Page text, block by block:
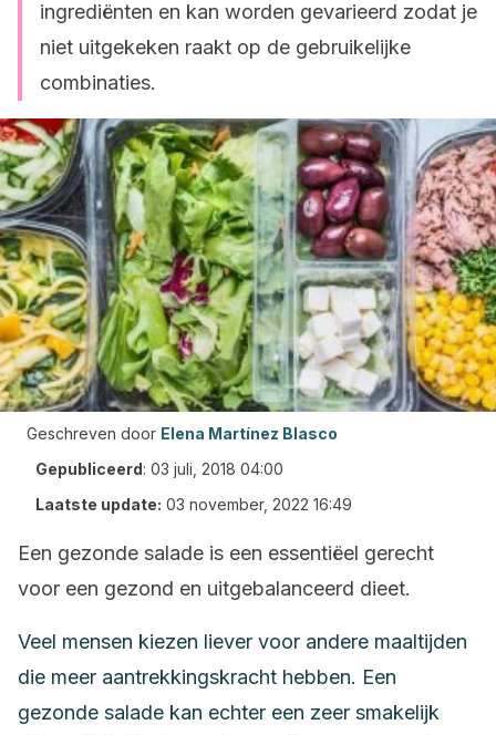
ingrediënten en kan worden gevarieerd zodat je
niet uitgekeken raakt op de gebruikelijke
combinaties.
Geschreven door Elena Martínez Blasco
Gepubliceerd: 03 juli, 2018 04:00
Laatste update: 03 november, 2022 16:49
Een gezonde salade is een essentiëel gerecht
voor een gezond en uitgebalanceerd dieet.
Veel mensen kiezen liever voor andere maaltijden
die meer aantrekkingskracht hebben. Een
gezonde salade kan echter een zeer smakelijk